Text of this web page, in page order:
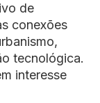
de
conexões
tecnológica.
interesse